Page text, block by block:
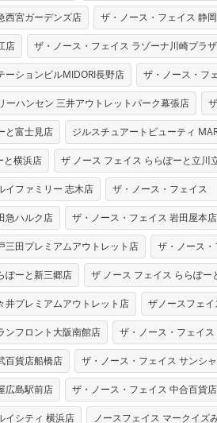
西宮ガーデンズ店 ザ・ノース・フェイス 静
店 ザ・ノース・フェイス ラゾーナ川崎プラ
ーションビルMIDORI長野店 ザ・ノース・フ
ーハンセン 三井アウトレットパーク幕張店
と富士見店 ジルスチュアートビューティ
と横浜店 ザ ノース フェイス ららぽーと立川
イファミリー 志木店 ザ・ノース・フェイス
急ハルク店 ザ・ノース・フェイス 岩田屋本店
三田プレミアムアウトレット店 ザ・ノース
ぽーと新三郷店 ザ ノース フェイス ららぽー
井プレミアムアウトレット店 ザノースフェ
ンフロント大阪南館店 ザ・ノース・フェイ
百貨店船橋店 ザ・ノース・フェイス サンシ
広島駅前店 ザ・ノース・フェイス 中合百貨
イシティ 横浜店 ノースフェイス マークイズ